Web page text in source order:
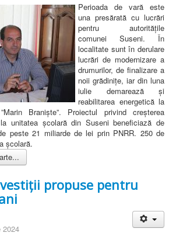
Perioada de vară este
una presărată cu lucrări
pentru autoritățile
comunei Suseni. În
localitate sunt în derulare
lucrări de modernizare a
drumurilor, de finalizare a
noii grădinițe, iar din luna
iulie demarează și
reabilitarea energetică la
Braniște”. Proiectul privind creșterea
unitatea școlară din Suseni beneficiază de
peste 21 miliarde de lei prin PNRR. 250 de
școlară.
propuse pentru
2024